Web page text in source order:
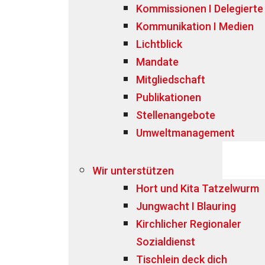
Kommissionen I Delegierte
Kommunikation I Medien
Lichtblick
Mandate
Mitgliedschaft
Publikationen
Stellenangebote
Umweltmanagement
Wir unterstützen
Hort und Kita Tatzelwurm
Jungwacht I Blauring
Kirchlicher Regionaler
Sozialdienst
Tischlein deck dich